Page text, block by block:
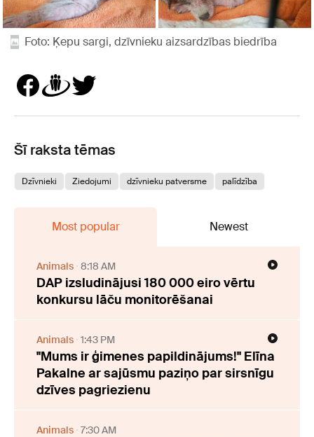
Foto: Ķepu sargi, dzīvnieku aizsardzības biedrība
Šī raksta tēmas
Dzīvnieki Ziedojumi dzīvnieku patversme palīdzība
Most popular Newest
Animals 8:18 AM
DAP izsludinājusi 180 000 eiro vērtu
konkursu lāču monitorēšanai
Animals 1:43 PM
"Mums ir ģimenes papildinājums!" Elīna
Pakalne ar sajūsmu paziņo par sirsnīgu
dzīves pagriezienu
Animals 7:30 AM